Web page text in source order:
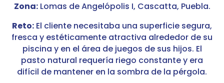
Zona:Lomas de Angelópolis I, Cascatta, Puebla.
Reto: El cliente necesitaba una superficie segura,
fresca y estéticamente atractiva alrededor de su
piscina y en el área de juegos de sus hijos. El
pasto natural requería riego constante y era
difícil de mantener en la sombra de la pérgola.